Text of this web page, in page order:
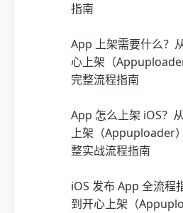
指南
App 上架需要什么？
心上架（
完整流程指南
App 怎么上架 iOS？
上架（Appuploader
整实战流程指南
iOS 发布 App 全流程
到开心上架（